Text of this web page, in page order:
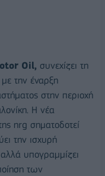
Oil, συνεχίζει τη
την έναρξη
στην περιοχή
Η νέα
nrg σηματοδοτεί
την ισχυρή
υπογραμμίζει
των